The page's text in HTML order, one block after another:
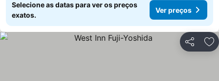
Selecione as datas para ver os preços
exatos.
Ver preços
Partilhar